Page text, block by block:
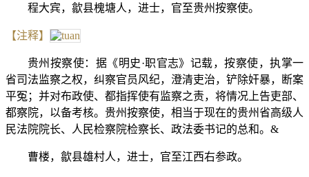
程大宾，歙县槐塘人，进士，官至贵州按察使。
【注释】
贵州按察使：据《明史·职官志》记载，按察使，执掌一
省司法监察之权，纠察官员风纪，澄清吏治，铲除奸暴，断案
平冤；并对布政使、都指挥使有监察之责，将情况上告吏部、
都察院，以备考核。贵州按察使，相当于现在的贵州省高级人
民法院院长、人民检察院检察长、政法委书记的总和。&
曹楼，歙县雄村人，进士，官至江西右参政。